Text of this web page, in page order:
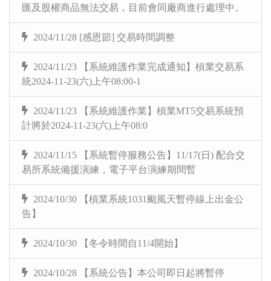
匯及股權商品無法交易，目前會同廠商進行處理中。
2024/11/28 [感恩節] 交易時間調整
2024/11/23 【系統維護作業完成通知】槓業交易系
統2024-11-23(六)上午08:00-1
2024/11/23 【系統維護作業】槓業MT5交易系統預
計將於2024-11-23(六)上午08:0
2024/11/15 【系統暫停服務公告】11/17(日) 配合交
易所系統備援演練，電子平台演練期間暫
2024/10/30 【槓業系統1031颱風天暫停線上出金公
告】
2024/10/30 【冬令時間自11/4開始】
2024/10/28 【系統公告】本公司即日起將暫停